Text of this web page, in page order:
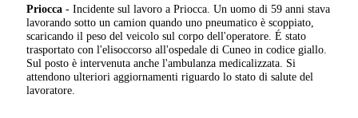
Priocca - Incidente sul lavoro a Priocca. Un uomo di 59 anni stava
lavorando sotto un camion quando uno pneumatico è scoppiato,
scaricando il peso del veicolo sul corpo dell'operatore. É stato
trasportato con l'elisoccorso all'ospedale di Cuneo in codice giallo.
Sul posto è intervenuta anche l'ambulanza medicalizzata. Si
attendono ulteriori aggiornamenti riguardo lo stato di salute del
lavoratore.